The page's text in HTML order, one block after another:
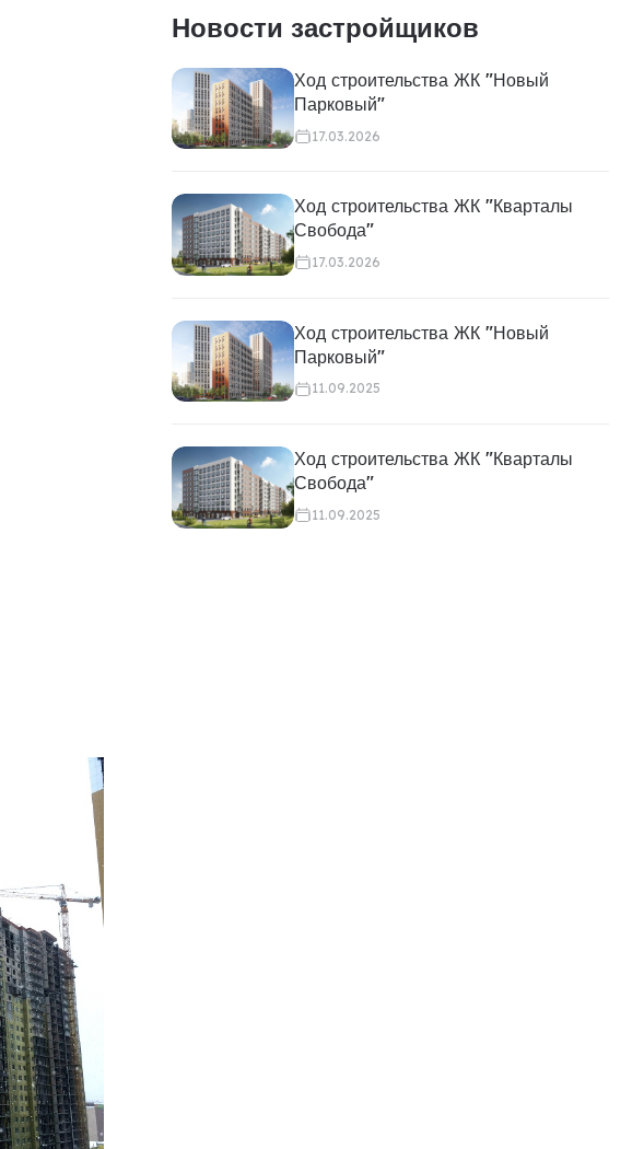
Новости застройщиков
Ход строительства ЖК "Новый
Парковый"
17.03.2026
Ход строительства ЖК "Кварталы
Свобода"
17.03.2026
Ход строительства ЖК "Новый
Парковый"
11.09.2025
Ход строительства ЖК "Кварталы
Свобода"
11.09.2025